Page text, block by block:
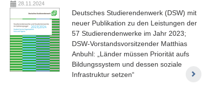
28.11.2024
Deutsches Studierendenwerk (DSW) mit
neuer Publikation zu den Leistungen der
57 Studierendenwerke im Jahr 2023;
DSW-Vorstandsvorsitzender Matthias
Anbuhl: „Länder müssen Priorität aufs
Bildungssystem und dessen soziale
Infrastruktur setzen“